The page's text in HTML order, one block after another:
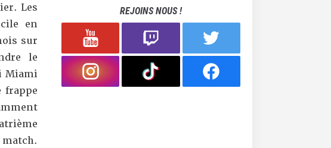
Les
en
sur
le
Miami
frappe
REJOINS NOUS !